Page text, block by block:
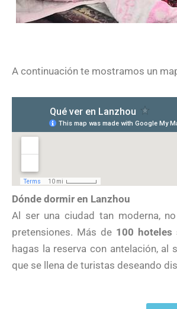
A continuación te mostramos un
Dónde dormir en Lanzhou
Al ser una ciudad tan moderna,
pretensiones. Más de 100 hoteles
hagas la reserva con antelación,
que se llena de turistas deseando